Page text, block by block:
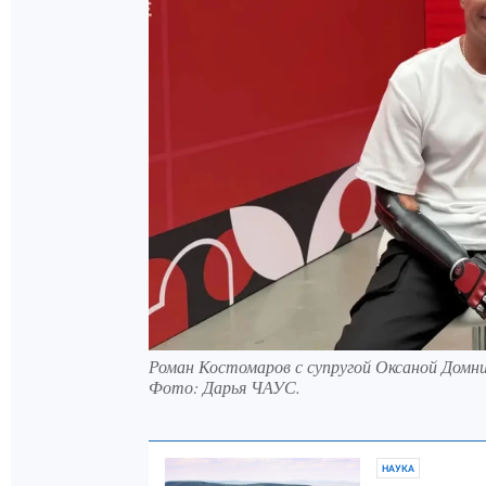
Роман Костомаров с супругой Оксаной
Фото: Дарья ЧАУС.
НАУКА